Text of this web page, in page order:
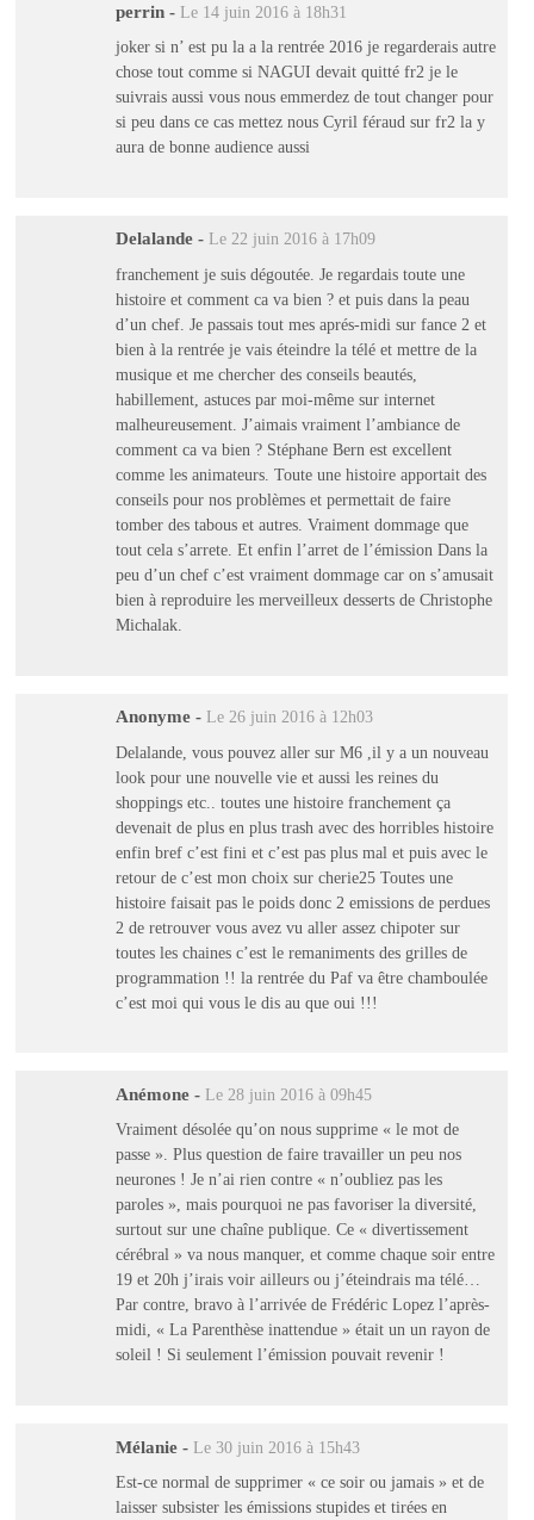
perrin - Le 14 juin 2016 à 18h31
joker si n’ est pu la a la rentrée 2016 je regarderais autre
chose tout comme si NAGUI devait quitté fr2 je le
suivrais aussi vous nous emmerdez de tout changer pour
si peu dans ce cas mettez nous Cyril féraud sur fr2 la y
aura de bonne audience aussi
Delalande - Le 22 juin 2016 à 17h09
franchement je suis dégoutée. Je regardais toute une
histoire et comment ca va bien ? et puis dans la peau
d’un chef. Je passais tout mes aprés-midi sur fance 2 et
bien à la rentrée je vais éteindre la télé et mettre de la
musique et me chercher des conseils beautés,
habillement, astuces par moi-même sur internet
malheureusement. J’aimais vraiment l’ambiance de
comment ca va bien ? Stéphane Bern est excellent
comme les animateurs. Toute une histoire apportait des
conseils pour nos problèmes et permettait de faire
tomber des tabous et autres. Vraiment dommage que
tout cela s’arrete. Et enfin l’arret de l’émission Dans la
peu d’un chef c’est vraiment dommage car on s’amusait
bien à reproduire les merveilleux desserts de Christophe
Michalak.
Anonyme - Le 26 juin 2016 à 12h03
Delalande, vous pouvez aller sur M6 ,il y a un nouveau
look pour une nouvelle vie et aussi les reines du
shoppings etc.. toutes une histoire franchement ça
devenait de plus en plus trash avec des horribles histoire
enfin bref c’est fini et c’est pas plus mal et puis avec le
retour de c’est mon choix sur cherie25 Toutes une
histoire faisait pas le poids donc 2 emissions de perdues
2 de retrouver vous avez vu aller assez chipoter sur
toutes les chaines c’est le remaniments des grilles de
programmation !! la rentrée du Paf va être chamboulée
c’est moi qui vous le dis au que oui !!!
Anémone - Le 28 juin 2016 à 09h45
Vraiment désolée qu’on nous supprime « le mot de
passe ». Plus question de faire travailler un peu nos
neurones ! Je n’ai rien contre « n’oubliez pas les
paroles », mais pourquoi ne pas favoriser la diversité,
surtout sur une chaîne publique. Ce « divertissement
cérébral » va nous manquer, et comme chaque soir entre
19 et 20h j’irais voir ailleurs ou j’éteindrais ma télé…
Par contre, bravo à l’arrivée de Frédéric Lopez l’après-
midi, « La Parenthèse inattendue » était un un rayon de
soleil ! Si seulement l’émission pouvait revenir !
Mélanie - Le 30 juin 2016 à 15h43
Est-ce normal de supprimer « ce soir ou jamais » et de
laisser subsister les émissions stupides et tirées en